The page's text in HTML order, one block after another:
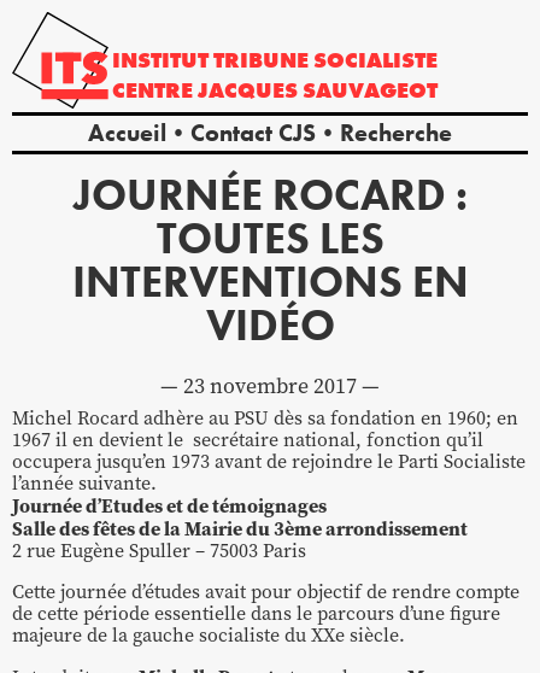
INSTITUTTRIBUNE SOCIALISTE
CENTREJACQUES SAUVAGEOT
Accueil Contact CJS Recherche
JOURNÉE ROCARD :
TOUTES LES
INTERVENTIONS EN
VIDÉO
23 novembre 2017
Michel Rocard adhère au PSU dès sa fondation en 1960; en
1967 il en devient le secrétaire national, fonction qu’il
occupera jusqu’en 1973 avant de rejoindre le Parti Socialiste
l’année suivante.
Journée d’Etudes et de témoignages
Salle des fêtes de la Mairie du 3ème arrondissement
2 rue Eugène Spuller – 75003 Paris
Cette journée d’études avait pour objectif de rendre compte
de cette période essentielle dans le parcours d’une figure
majeure de la gauche socialiste du XXe siècle.